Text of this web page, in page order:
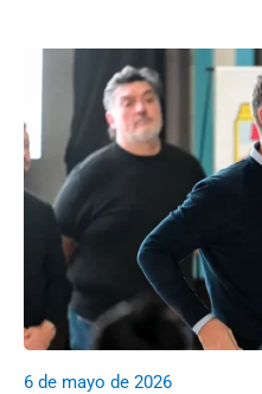
6 de mayo de 2026